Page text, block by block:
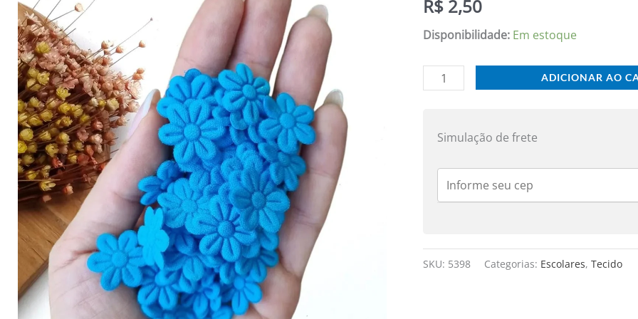
R$ 2,50
Disponibilidade: Em estoque
TECIDO
2CM
C/
50
quantidade
ADICIONAR AO
Simulação de frete
SKU: 5398 Categorias: Escolares,Tecido